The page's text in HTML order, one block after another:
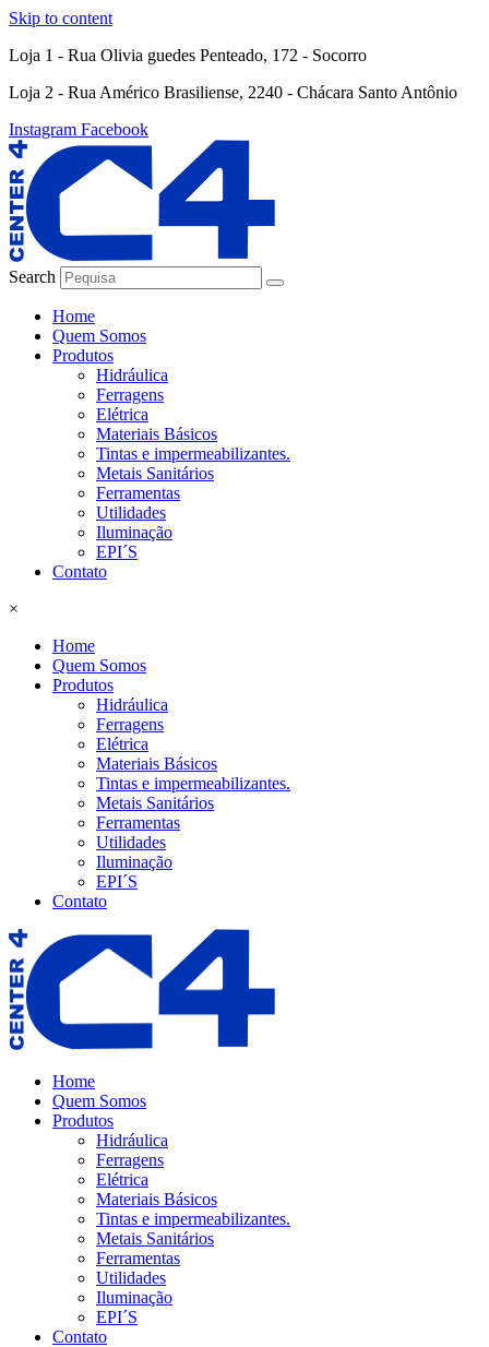
Skip to content
Loja 1 - Rua Olivia guedes Penteado, 172 - Socorro
Loja 2 - Rua Américo Brasiliense, 2240 - Chácara Santo Antônio
Instagram Facebook
Search
Home
Quem Somos
Produtos
Hidráulica
Ferragens
Elétrica
Materiais Básicos
Tintas e impermeabilizantes.
Metais Sanitários
Ferramentas
Utilidades
Iluminação
EPI´S
Contato
×
Home
Quem Somos
Produtos
Hidráulica
Ferragens
Elétrica
Materiais Básicos
Tintas e impermeabilizantes.
Metais Sanitários
Ferramentas
Utilidades
Iluminação
EPI´S
Contato
Home
Quem Somos
Produtos
Hidráulica
Ferragens
Elétrica
Materiais Básicos
Tintas e impermeabilizantes.
Metais Sanitários
Ferramentas
Utilidades
Iluminação
EPI´S
Contato